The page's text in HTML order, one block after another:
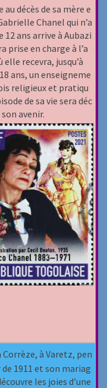
au décès de sa mère e
Chanel qui n’a
12 ans arrive à Aubazi
prise en charge à l’a
elle recevra, jusqu’à
ans, un enseigneme
religieux et pratiqu
de sa vie sera déc
avenir.
à Varetz, pen
1911 et son mariag
les joies d’une